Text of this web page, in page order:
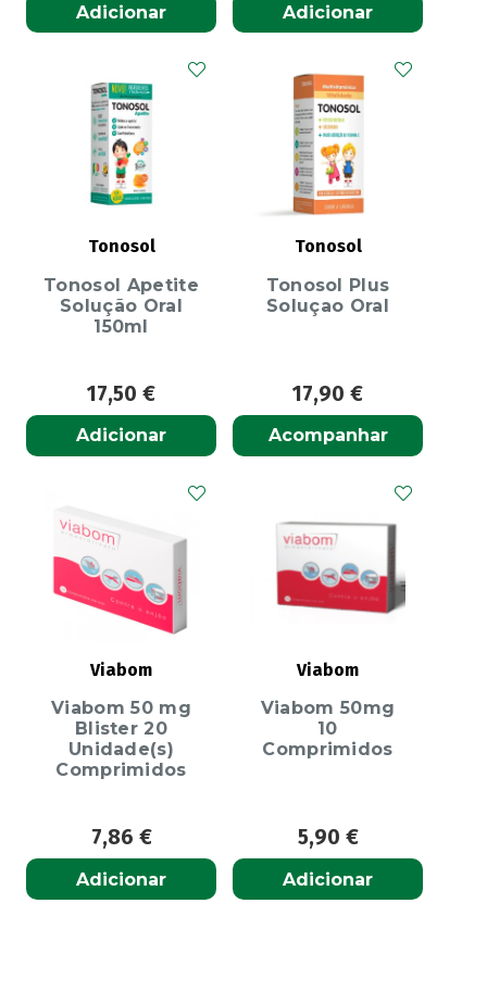
Adicionar Adicionar
Tonosol
Tonosol Apetite
Solução Oral
150ml
17,50 €
Adicionar
Tonosol
Tonosol Plus
Soluçao Oral
17,90 €
Acompanhar
Viabom
Viabom 50 mg
Blister 20
Unidade(s)
Comprimidos
7,86 €
Adicionar
Viabom
Viabom 50mg
10
Comprimidos
5,90 €
Adicionar